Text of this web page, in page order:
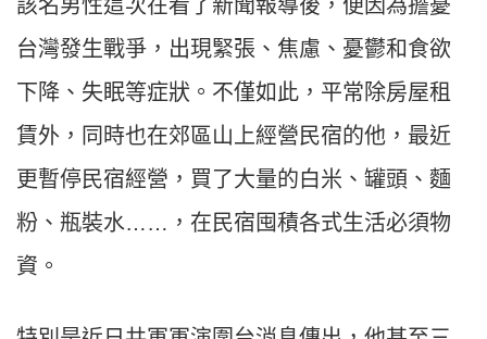
該名男性這次在看了新聞報導後，便因為擔憂
台灣發生戰爭，出現緊張、焦慮、憂鬱和食欲
下降、失眠等症狀。不僅如此，平常除房屋租
賃外，同時也在郊區山上經營民宿的他，最近
更暫停民宿經營，買了大量的白米、罐頭、麵
粉、瓶裝水……，在民宿囤積各式生活必須物
資。